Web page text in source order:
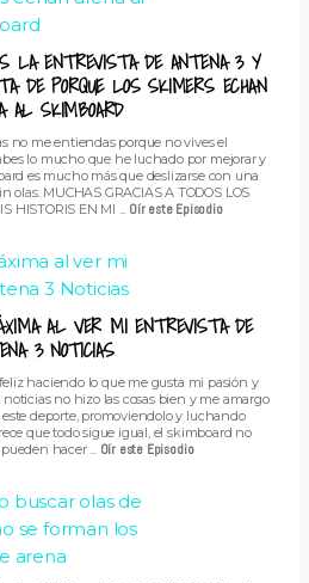
LA ENTREVISTA DE ANTENA 3 Y
DE PORQUE LOS SKIMERS ECHAN
AL SKIMBOARD
no me entiendas porque no vives el
lo mucho que he luchado por mejorar y
es mucho más que deslizarse con una
MUCHAS GRACIAS A TODOS LOS
HISTORIS EN MI ... Oír este Episodio
AL VER MI ENTREVISTA DE
3 NOTICIAS
haciendo lo que me gusta mi pasión y
no hizo las cosas bien y me amargo
deporte, promoviendolo y luchando
que todo sigue igual, el skimboard no
hacer ... Oír este Episodio